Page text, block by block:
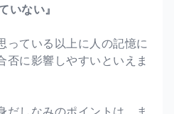
いない』
っている以上に人の記憶に
否に影響しやすいといえま
だしなみのポイントは、ま